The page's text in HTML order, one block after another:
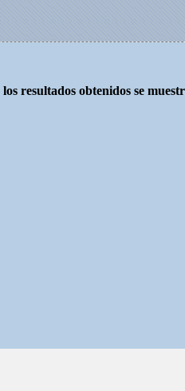
resultados obtenidos se